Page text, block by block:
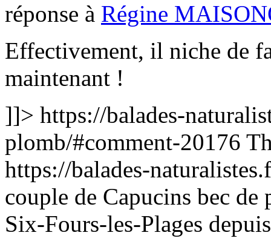
réponse à Régine
Effectivement, il niche de
maintenant !
]]> https://balades-
plomb/#comment-20176
https://balades-
couple de Capucins bec de
Six-Fours-les-Plages